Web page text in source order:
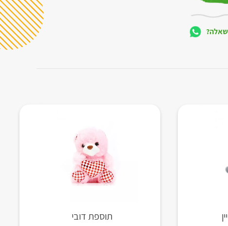
שאלה?
תוספת דובי